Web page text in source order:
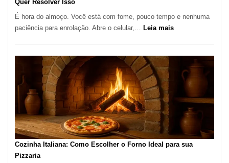
Quer Resolver Isso
É hora do almoço. Você está com fome, pouco tempo e nenhuma
paciência para enrolação. Abre o celular,… Leia mais:
Encontrar
um
Lugar
Comer?
Este
Portal
Cozinha Italiana: Como Escolher o Forno Ideal para sua
Pizzaria